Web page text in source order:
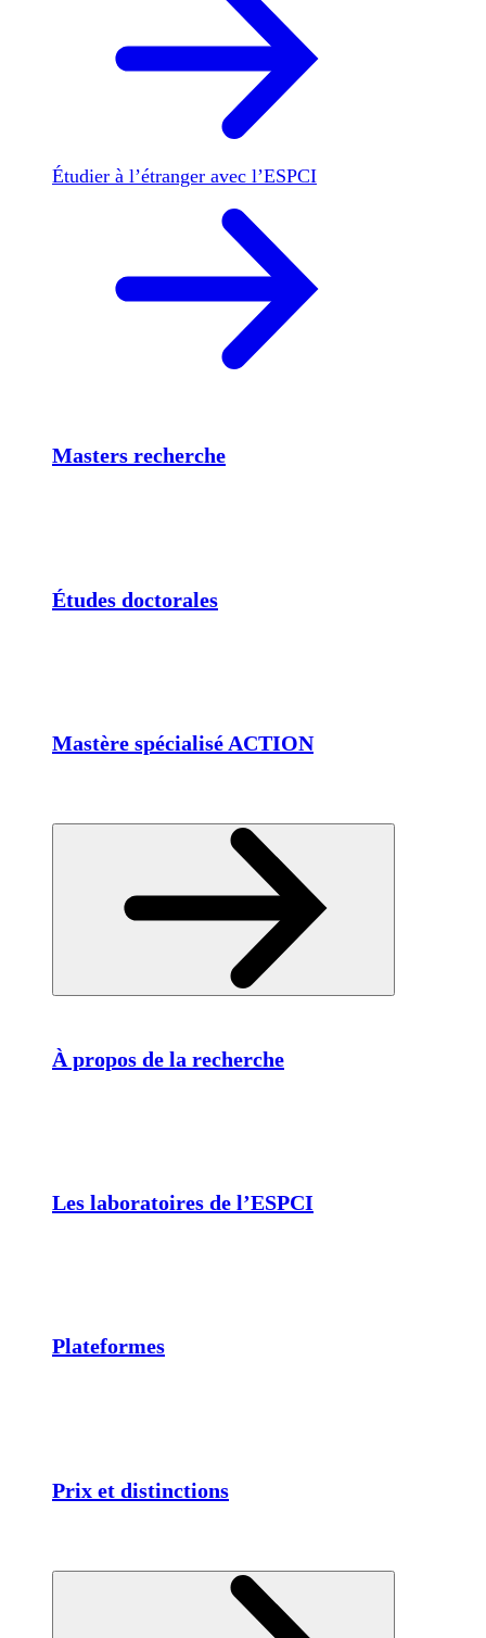
Étudier à l’étranger avec l’ESPCI
Masters recherche
Études doctorales
Mastère spécialisé ACTION
À propos de la recherche
Les laboratoires de l’ESPCI
Plateformes
Prix et distinctions